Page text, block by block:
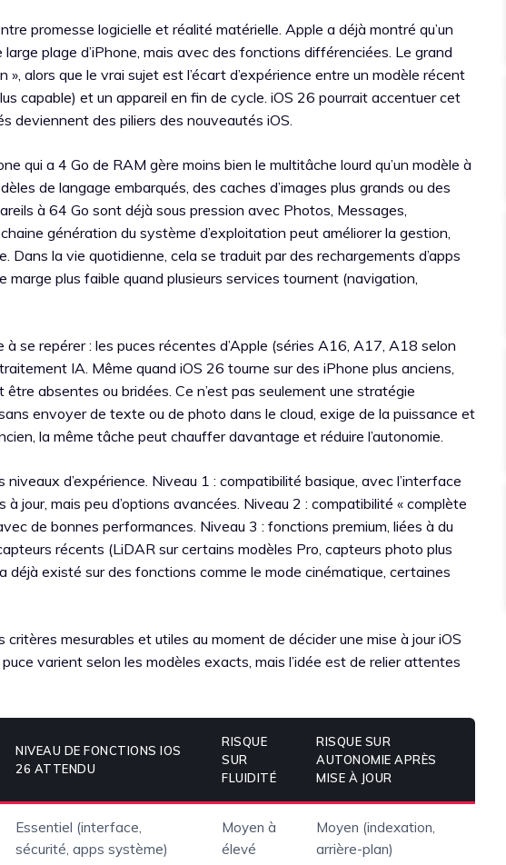
promesse logicielle et réalité matérielle. Apple a déjà montré qu’un
plage d’iPhone, mais avec des fonctions différenciées. Le grand
alors que le vrai sujet est l’écart d’expérience entre un modèle récent
capable) et un appareil en fin de cycle. iOS 26 pourrait accentuer cet
deviennent des piliers des nouveautés iOS.
qui a 4 Go de RAM gère moins bien le multitâche lourd qu’un modèle à
de langage embarqués, des caches d’images plus grands ou des
à 64 Go sont déjà sous pression avec Photos, Messages,
génération du système d’exploitation peut améliorer la gestion,
Dans la vie quotidienne, cela se traduit par des rechargements d’apps
plus faible quand plusieurs services tournent (navigation,
se repérer : les puces récentes d’Apple (séries A16, A17, A18 selon
IA. Même quand iOS 26 tourne sur des iPhone plus anciens,
absentes ou bridées. Ce n’est pas seulement une stratégie
envoyer de texte ou de photo dans le cloud, exige de la puissance et
la même tâche peut chauffer davantage et réduire l’autonomie.
d’expérience. Niveau 1 : compatibilité basique, avec l’interface
jour, mais peu d’options avancées. Niveau 2 : compatibilité « complète
de bonnes performances. Niveau 3 : fonctions premium, liées à du
récents (LiDAR sur certains modèles Pro, capteurs photo plus
déjà existé sur des fonctions comme le mode cinématique, certaines
mesurables et utiles au moment de décider une mise à jour iOS
varient selon les modèles exacts, mais l’idée est de relier attentes
NIVEAU DE FONCTIONS IOS
26 ATTENDU
RISQUE
SUR
FLUIDITÉ
RISQUE SUR
AUTONOMIE APRÈS
MISE À JOUR
Essentiel (interface,
sécurité, apps système)
Moyen à
élevé
Moyen (indexation,
arrière-plan)